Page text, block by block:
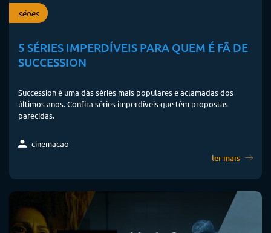
séries
5 SÉRIES IMPERDÍVEIS PARA QUEM É FÃ DE
SUCCESSION
Succession é uma das séries mais populares e aclamadas dos
últimos anos. Confira séries imperdíveis que têm propostas
parecidas.
cinemacao
ler mais